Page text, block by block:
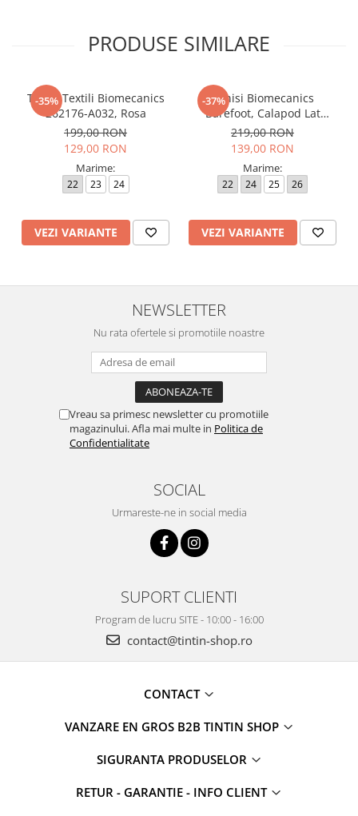
PRODUSE SIMILARE
-35%
Tenisi Textili Biomecanics
262176-A032, Rosa
199,00 RON
129,00 RON
Marime:
22 23 24
VEZI VARIANTE
-37%
Tenisi Biomecanics
Barefoot, Calapod Lat
262190-E032 Rosa
219,00 RON
139,00 RON
Marime:
22 24 25 26
VEZI VARIANTE
NEWSLETTER
Nu rata ofertele si promotiile noastre
Vreau sa primesc newsletter cu promotiile
magazinului. Afla mai multe in Politica de
Confidentialitate
SOCIAL
Urmareste-ne in social media
SUPORT CLIENTI
Program de lucru SITE - 10:00 - 16:00
contact@tintin-shop.ro
CONTACT
VANZARE EN GROS B2B TINTIN SHOP
SIGURANTA PRODUSELOR
RETUR - GARANTIE - INFO CLIENT